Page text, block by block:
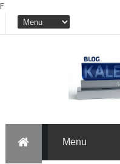
F